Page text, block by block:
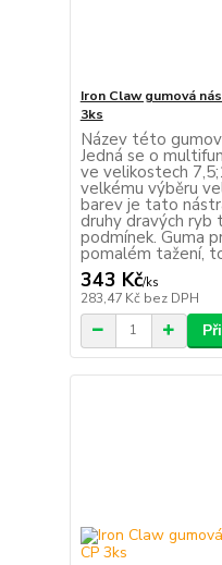
Iron Claw gumová
3ks
Název této
Jedná se o
ve velikostech
velkému výběru
barev je tato
druhy dravých ryb
podmínek. Guma
pomalém tažení,
343 Kč/ks
283,47 Kč bez DPH